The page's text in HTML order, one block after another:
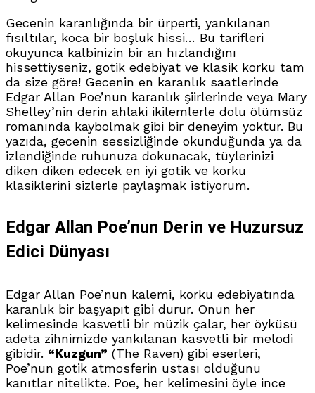
Gecenin karanlığında bir ürperti, yankılanan
fısıltılar, koca bir boşluk hissi… Bu tarifleri
okuyunca kalbinizin bir an hızlandığını
hissettiyseniz, gotik edebiyat ve klasik korku tam
da size göre! Gecenin en karanlık saatlerinde
Edgar Allan Poe’nun karanlık şiirlerinde veya Mary
Shelley’nin derin ahlaki ikilemlerle dolu ölümsüz
romanında kaybolmak gibi bir deneyim yoktur. Bu
yazıda, gecenin sessizliğinde okunduğunda ya da
izlendiğinde ruhunuza dokunacak, tüylerinizi
diken diken edecek en iyi gotik ve korku
klasiklerini sizlerle paylaşmak istiyorum.
Edgar Allan Poe’nun Derin ve Huzursuz
Edici Dünyası
Edgar Allan Poe’nun kalemi, korku edebiyatında
karanlık bir başyapıt gibi durur. Onun her
kelimesinde kasvetli bir müzik çalar, her öyküsü
adeta zihnimizde yankılanan kasvetli bir melodi
gibidir. “Kuzgun” (The Raven) gibi eserleri,
Poe’nun gotik atmosferin ustası olduğunu
kanıtlar nitelikte. Poe, her kelimesini öyle ince